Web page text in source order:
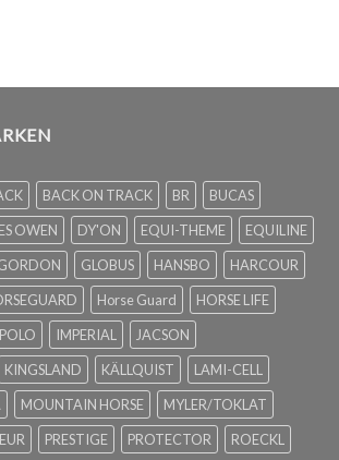
BACK ON TRACK BR
BUCAS
OWEN DY'ON EQUI-THEME
EQUILINE
GLOBUS HANSBO
HARCOUR
Horse Guard
HORSE LIFE
IMPERIAL
JACSON
KINGSLAND KÄLLQUIST
LAMI-CELL
MOUNTAIN HORSE
MYLER/TOKLAT
PRESTIGE PROTECTOR ROECKL